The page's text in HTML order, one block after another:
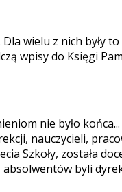
wielu z nich były
wpisy do Księgi
nie było
nauczycieli,
Szkoły, została
byli